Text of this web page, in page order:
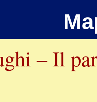
– Il